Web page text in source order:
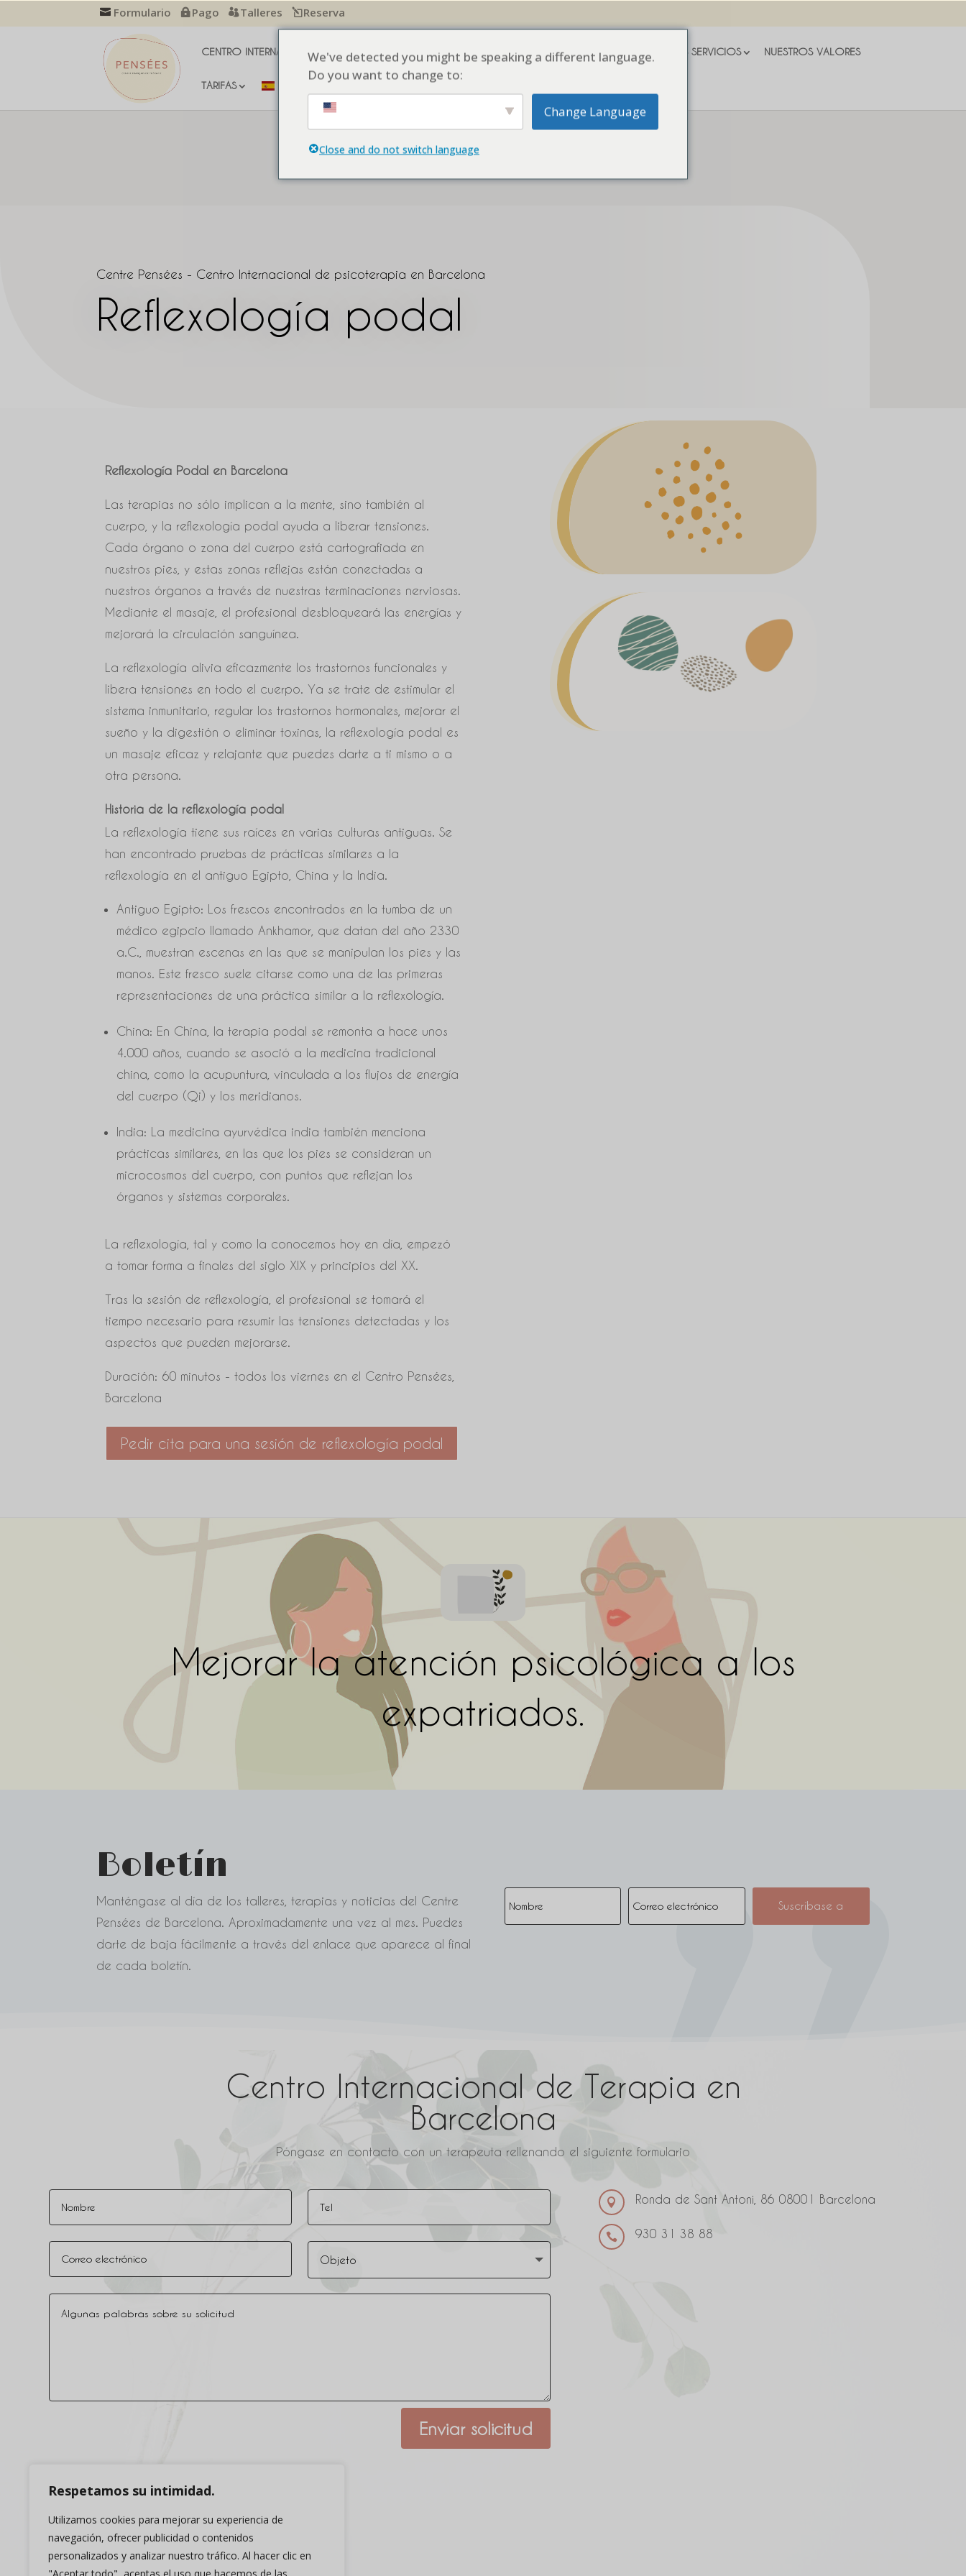
Respetamos su intimidad.
Utilizamos cookies para mejorar su experiencia de
navegación, ofrecer publicidad o contenidos
personalizados y analizar nuestro tráfico. Al hacer clic en
Formulario Pago Talleres Reserva
CENTRO INTERNACIONAL DE TERAPIA EN BARCELONA NUESTRO EQUIPO BLOG noticias NUESTROS SERVICIOS NUESTROS VALORES
TARIFAS
Centre Pensées - Centro Internacional de psicoterapia en Barcelona
Reflexología podal
Reflexología Podal en Barcelona
Las terapias no sólo implican a la mente, sino también al
cuerpo, y la reflexología podal ayuda a liberar tensiones.
Cada órgano o zona del cuerpo está cartografiada en
nuestros pies, y estas zonas reflejas están conectadas a
nuestros órganos a través de nuestras terminaciones nerviosas.
Mediante el masaje, el profesional desbloqueará las energías y
mejorará la circulación sanguínea.
La reflexología alivia eficazmente los trastornos funcionales y
libera tensiones en todo el cuerpo. Ya se trate de estimular el
sistema inmunitario, regular los trastornos hormonales, mejorar el
sueño y la digestión o eliminar toxinas, la reflexología podal es
un masaje eficaz y relajante que puedes darte a ti mismo o a
otra persona.
Historia de la reflexología podal
La reflexología tiene sus raíces en varias culturas antiguas. Se
han encontrado pruebas de prácticas similares a la
reflexología en el antiguo Egipto, China y la India.
Antiguo Egipto: Los frescos encontrados en la tumba de un
médico egipcio llamado Ankhamor, que datan del año 2330
a.C., muestran escenas en las que se manipulan los pies y las
manos. Este fresco suele citarse como una de las primeras
representaciones de una práctica similar a la reflexología.
China: En China, la terapia podal se remonta a hace unos
4.000 años, cuando se asoció a la medicina tradicional
china, como la acupuntura, vinculada a los flujos de energía
del cuerpo (Qi) y los meridianos.
India: La medicina ayurvédica india también menciona
prácticas similares, en las que los pies se consideran un
microcosmos del cuerpo, con puntos que reflejan los
órganos y sistemas corporales.
La reflexología, tal y como la conocemos hoy en día, empezó
a tomar forma a finales del siglo XIX y principios del XX.
Tras la sesión de reflexología, el profesional se tomará el
tiempo necesario para resumir las tensiones detectadas y los
aspectos que pueden mejorarse.
Duración: 60 minutos - todos los viernes en el Centro Pensées,
Barcelona
Pedir cita para una sesión de reflexología podal
Mejorar la atención psicológica a los
expatriados.
Boletín
Manténgase al día de los talleres, terapias y noticias del Centre
Pensées de Barcelona. Aproximadamente una vez al mes. Puedes
darte de baja fácilmente a través del enlace que aparece al final
de cada boletín.
Suscríbase a
Centro Internacional de Terapia en
Barcelona
Póngase en contacto con un terapeuta rellenando el siguiente formulario
Enviar solicitud
 Ronda de Sant Antoni, 86 08001 Barcelona
 930 31 38 88
We've detected you might be speaking a different language.
Do you want to change to:
Change Language
Close and do not switch language